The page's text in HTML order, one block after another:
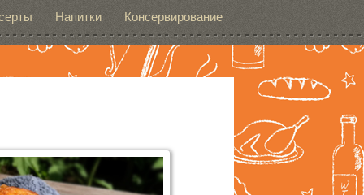
Напитки Консервирование